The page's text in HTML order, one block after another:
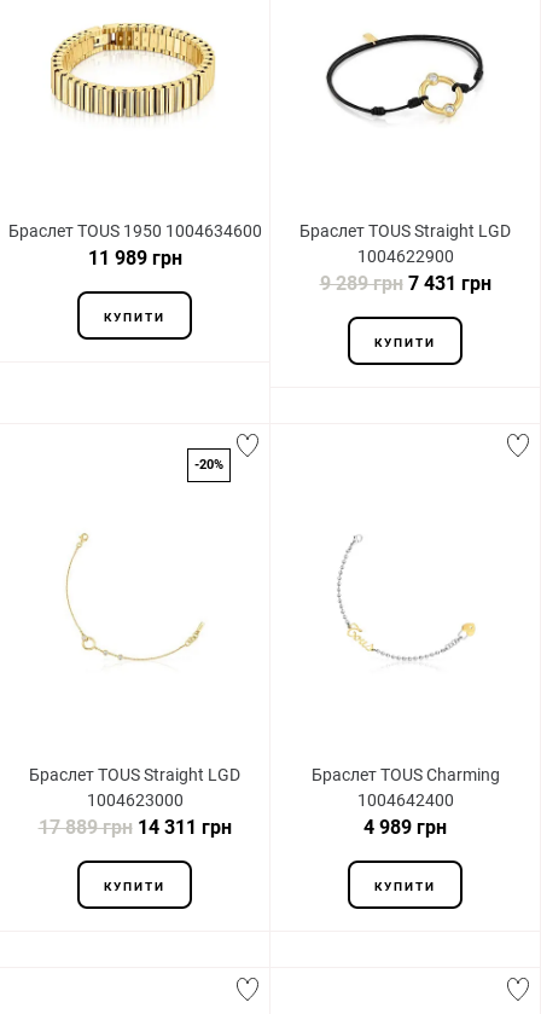
Браслет TOUS 1950 1004634600
11 989 грн
КУПИТИ
Браслет TOUS Straight LGD
1004622900
9 289 грн7 431 грн
КУПИТИ
-20%
Браслет TOUS Straight LGD
1004623000
17 889 грн14 311 грн
КУПИТИ
Браслет TOUS Charming
1004642400
4 989 грн
КУПИТИ